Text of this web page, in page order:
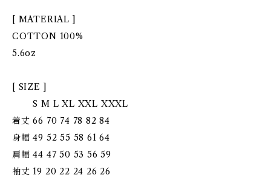
[ MATERIAL ]
COTTON 100%
5.6oz
[ SIZE ]
S M L XL XXL XXXL
着丈 66 70 74 78 82 84
身幅 49 52 55 58 61 64
肩幅 44 47 50 53 56 59
袖丈 19 20 22 24 26 26